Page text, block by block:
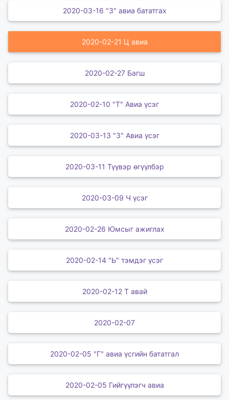
2020-03-16 "З" авиа бататгах
2020-02-21 Ц авиа
2020-02-27 Багш
2020-02-10 "Т" Авиа үсэг
2020-03-13 "З" Авиа үсэг
2020-03-11 Түүвэр өгүүлбэр
2020-03-09 Ч үсэг
2020-02-26 Юмсыг ажиглах
2020-02-14 "Ь" тэмдэг үсэг
2020-02-12 Т авай
2020-02-07
2020-02-05 "Г" авиа үсгийн бататгал
2020-02-05 Гийгүүлэгч авиа